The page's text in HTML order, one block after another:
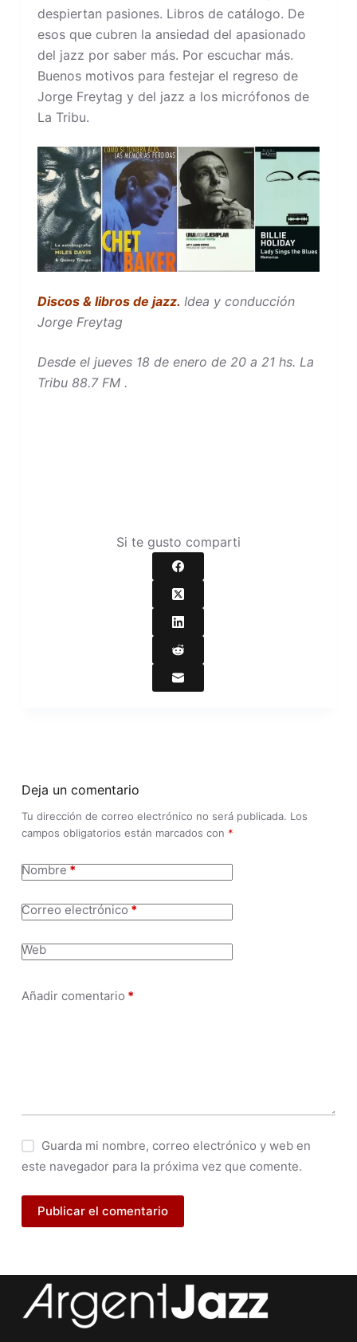
despiertan pasiones. Libros de catálogo. De
esos que cubren la ansiedad del apasionado
del jazz por saber más. Por escuchar más.
Buenos motivos para festejar el regreso de
Jorge Freytag y del jazz a los micrófonos de
La Tribu.
Discos & libros de jazz. Idea y conducción
Jorge Freytag
Desde el jueves 18 de enero de 20 a 21 hs. La
Tribu 88.7 FM .
Si te gusto comparti
Deja un comentario
Tu dirección de correo electrónico no será publicada. Los
campos obligatorios están marcados con *
Nombre*
Correo electrónico*
Web
Añadir comentario *
Guarda mi nombre, correo electrónico y web en
este navegador para la próxima vez que comente.
Publicar el comentario